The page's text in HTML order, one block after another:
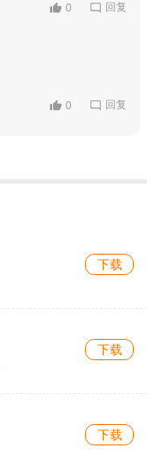
0 回复
0 回复
下载
下载
下载